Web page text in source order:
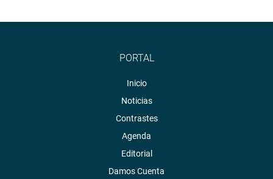
PORTAL
Inicio
Noticias
Contrastes
Agenda
Editorial
Damos Cuenta